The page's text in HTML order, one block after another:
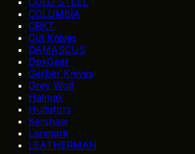
COLUMBİA
CRKT
Cut Knives
DAMASCUS
DpxGear
Gerber Knives
Grey Wolf
Halmak
Hultafors
Kershaw
Lanmark
LEATHERMAN